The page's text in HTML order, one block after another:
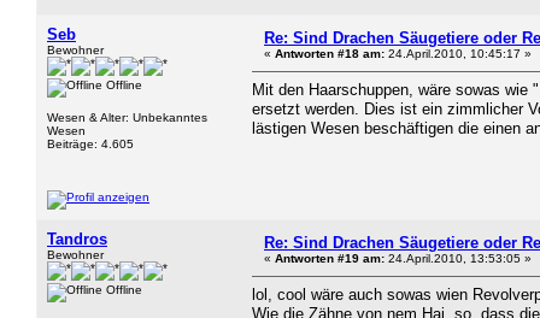
Seb
Bewohner
Offline
Wesen & Alter: Unbekanntes
Wesen
Beiträge: 4.605
Re: Sind Drachen Säugetiere oder
« Antworten #18 am: 24.April.2010, 10:45:17 »
Mit den Haarschuppen, wäre sowas wie
ersetzt werden. Dies ist ein zimmlicher
lästigen Wesen beschäftigen die einen
Tandros
Bewohner
Offline
Re: Sind Drachen Säugetiere oder
« Antworten #19 am: 24.April.2010, 13:53:05 »
lol, cool wäre auch sowas wien
Wie die Zähne von nem Hai, so, dass